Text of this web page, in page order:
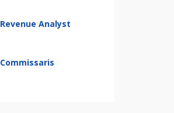
Revenue Analyst
Commissaris